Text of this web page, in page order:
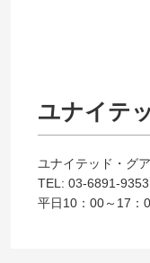
ユナイテ
ユナイテッド・グ
TEL: 03-6891-9353
平日10：00～17：